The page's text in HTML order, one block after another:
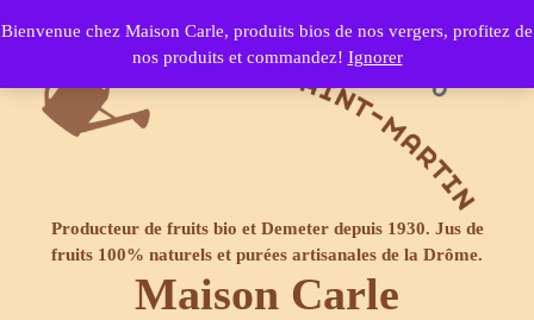
Producteur de fruits bio et Demeter depuis 1930. Jus de
fruits 100% naturels et purées artisanales de la Drôme.
Maison Carle
Bienvenue chez Maison Carle, produits bios de nos vergers, profitez de
nos produits et commandez! Ignorer